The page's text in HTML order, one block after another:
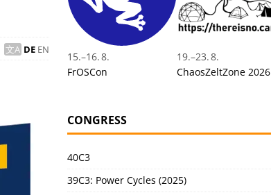
DE EN
15.–16. 8.
FrOSCon
19.–23. 8.
ChaosZeltZone 2026
CONGRESS
40C3
39C3: Power Cycles (2025)